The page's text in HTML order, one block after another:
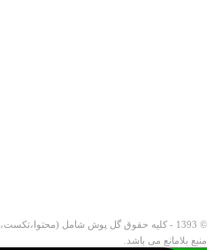
© 1393 - کلیه حقوق گل پوش شامل
منبع بلامانع می باشد.